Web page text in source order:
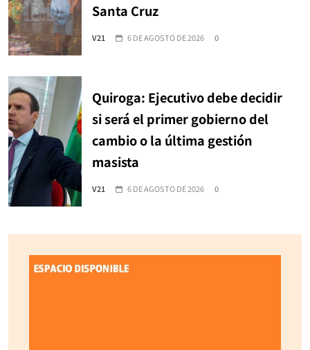
Santa Cruz
V21 6 DE AGOSTO DE 2026 0
Quiroga: Ejecutivo debe decidir
si será el primer gobierno del
cambio o la última gestión
masista
V21 6 DE AGOSTO DE 2026 0